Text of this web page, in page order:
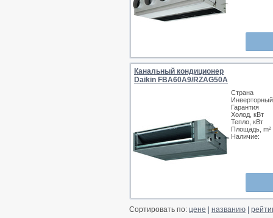
Канальный кондиционер
Daikin FBA60A9/RZAG50A
Страна
Инверторный
Гарантия
Холод, кВт
Тепло, кВт
Площадь, m²
Наличие:
Сортировать по: цене названию